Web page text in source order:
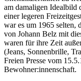
am damaligen Idealbild
einer legeren
war es um 1965 selten,
von Johann Belz mit
waren für ihre Zeit
(Jeans, Sonnenbrille,
Freien Presse vom
Bewohner:innenschaft.